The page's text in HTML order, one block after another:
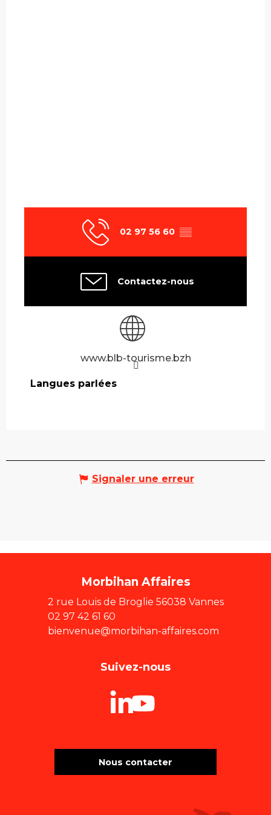
02 97 56 60 ▒▒
Contactez-nous
www.blb-tourisme.bzh
Langues parlées
Langues parlées
Signaler une erreur
Morbihan Affaires
2 rue Louis de Broglie 56038 Vannes
02 97 42 61 60
bienvenue@morbihan-affaires.com
Nous contacter
Suivez-nous